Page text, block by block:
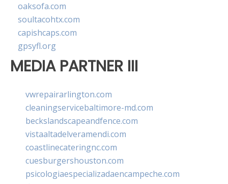
oaksofa.com
soultacohtx.com
capishcaps.com
gpsyfl.org
MEDIA PARTNER III
vwrepairarlington.com
cleaningservicebaltimore-md.com
beckslandscapeandfence.com
vistaaltadelveramendi.com
coastlinecateringnc.com
cuesburgershouston.com
psicologiaespecializadaencampeche.com